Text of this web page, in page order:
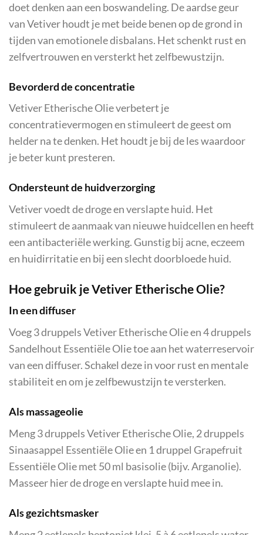
doet denken aan een boswandeling. De aardse geur
van Vetiver houdt je met beide benen op de grond in
tijden van emotionele disbalans. Het schenkt rust en
zelfvertrouwen en versterkt het zelfbewustzijn.
Bevorderd de concentratie
Vetiver Etherische Olie verbetert je
concentratievermogen en stimuleert de geest om
helder na te denken. Het houdt je bij de les waardoor
je beter kunt presteren.
Ondersteunt de huidverzorging
Vetiver voedt de droge en verslapte huid. Het
stimuleert de aanmaak van nieuwe huidcellen en heeft
een antibacteriële werking. Gunstig bij acne, eczeem
en huidirritatie en bij een slecht doorbloede huid.
Hoe gebruik je Vetiver Etherische Olie?
In een diffuser
Voeg 3 druppels Vetiver Etherische Olie en 4 druppels
Sandelhout Essentiële Olie toe aan het waterreservoir
van een diffuser. Schakel deze in voor rust en mentale
stabiliteit en om je zelfbewustzijn te versterken.
Als massageolie
Meng 3 druppels Vetiver Etherische Olie, 2 druppels
Sinaasappel Essentiële Olie en 1 druppel Grapefruit
Essentiële Olie met 50 ml basisolie (bijv. Arganolie).
Masseer hier de droge en verslapte huid mee in.
Als gezichtsmasker